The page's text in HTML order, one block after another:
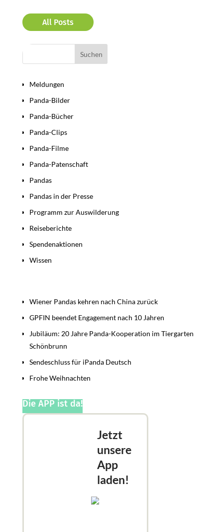
All Posts
Meldungen
Panda-Bilder
Panda-Bücher
Panda-Clips
Panda-Filme
Panda-Patenschaft
Pandas
Pandas in der Presse
Programm zur Auswilderung
Reiseberichte
Spendenaktionen
Wissen
Wiener Pandas kehren nach China zurück
GPFIN beendet Engagement nach 10 Jahren
Jubiläum: 20 Jahre Panda-Kooperation im Tiergarten
Schönbrunn
Sendeschluss für iPanda Deutsch
Frohe Weihnachten
Die APP ist da!
Jetzt
unsere
App
laden!